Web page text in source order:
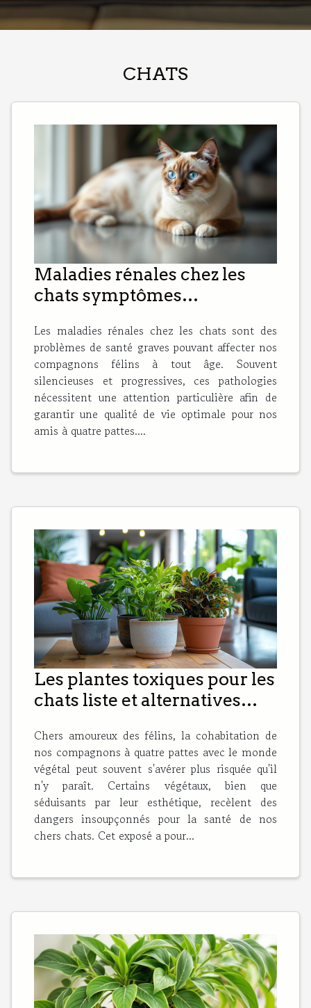
Parmi eux, le shiba inu et l'akita se
démarquent par leur caractère et leur allure
qui leur sont propres. Plongeons dans
spécifiques qui font de chacun un choix
unique pour les amoureux des chiens
désireux de comprendre leurs différences.
Origines et histoire La connaissance de
l'origine et de l'histoire d'une race canine est
primordiale pour en comprendre les
caractéristiques et le comportement. Le
shiba inu et l'akita sont deux races
japonaises qui jouissent d'une histoire riche
et fascinante. Le...
CHATS
Maladies rénales chez les
chats symptômes
Les maladies rénales chez les chats sont des
problèmes de santé graves pouvant affecter nos
compagnons félins à tout âge. Souvent
silencieuses et progressives, ces pathologies
nécessitent une attention particulière afin de
garantir une qualité de vie optimale pour nos
amis à quatre pattes....
Les plantes toxiques pour les
chats liste et alternatives
intérieur
Chers amoureux des félins, la cohabitation de
nos compagnons à quatre pattes avec le monde
végétal peut souvent s'avérer plus risquée qu'il
n'y paraît. Certains végétaux, bien que
séduisants par leur esthétique, recèlent des
dangers insoupçonnés pour la santé de nos
chers chats. Cet exposé a pour...